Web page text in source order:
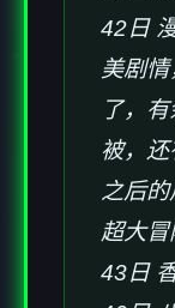
42日
美剧
了，
被，
之后
超大冒
43日